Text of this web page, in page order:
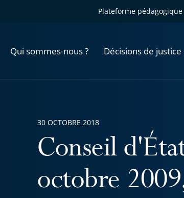
Plateforme pédagogique
Qui sommes-nous ? Décisions de justice
Conseil
octobre
30 OCTOBRE 2018